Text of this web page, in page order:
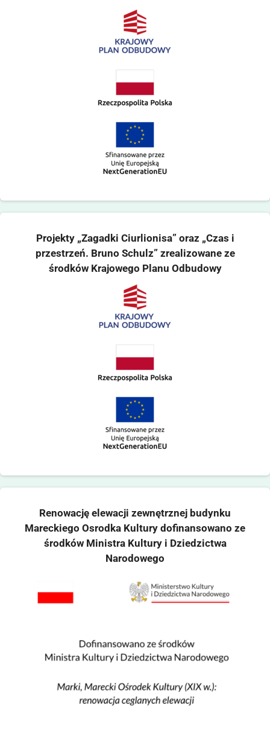
Projekty „Zagadki Ciurlionisa” oraz „Czas i
przestrzeń. Bruno Schulz” zrealizowane ze
środków Krajowego Planu Odbudowy
Renowację elewacji zewnętrznej budynku
Mareckiego Osrodka Kultury dofinansowano ze
środków Ministra Kultury i Dziedzictwa
Narodowego